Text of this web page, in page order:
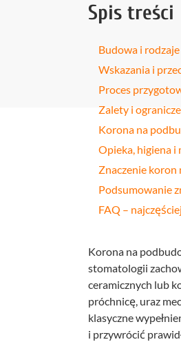
Spis treści
Budowa i
Wskazania i
Proces
Zalety i
Korona na
Opieka, higiena i
Znaczenie
Podsumowanie
FAQ –
Korona na
stomatologii
ceramicznych lub
próchnicę, uraz
klasyczne
i przywrócić